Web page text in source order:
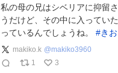
私の母の兄はシベリアに抑留
うだけど、その中に入ってい
っているんでしょうね。 #き
makiko.k @makiko3960
1
3